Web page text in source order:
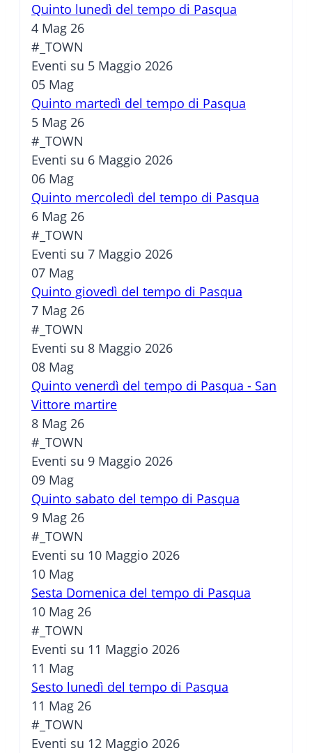
Quinto lunedì del tempo di Pasqua
4 Mag 26
#_TOWN
Eventi su 5 Maggio 2026
05 Mag
Quinto martedì del tempo di Pasqua
5 Mag 26
#_TOWN
Eventi su 6 Maggio 2026
06 Mag
Quinto mercoledì del tempo di Pasqua
6 Mag 26
#_TOWN
Eventi su 7 Maggio 2026
07 Mag
Quinto giovedì del tempo di Pasqua
7 Mag 26
#_TOWN
Eventi su 8 Maggio 2026
08 Mag
Quinto venerdì del tempo di Pasqua - San
Vittore martire
8 Mag 26
#_TOWN
Eventi su 9 Maggio 2026
09 Mag
Quinto sabato del tempo di Pasqua
9 Mag 26
#_TOWN
Eventi su 10 Maggio 2026
10 Mag
Sesta Domenica del tempo di Pasqua
10 Mag 26
#_TOWN
Eventi su 11 Maggio 2026
11 Mag
Sesto lunedì del tempo di Pasqua
11 Mag 26
#_TOWN
Eventi su 12 Maggio 2026